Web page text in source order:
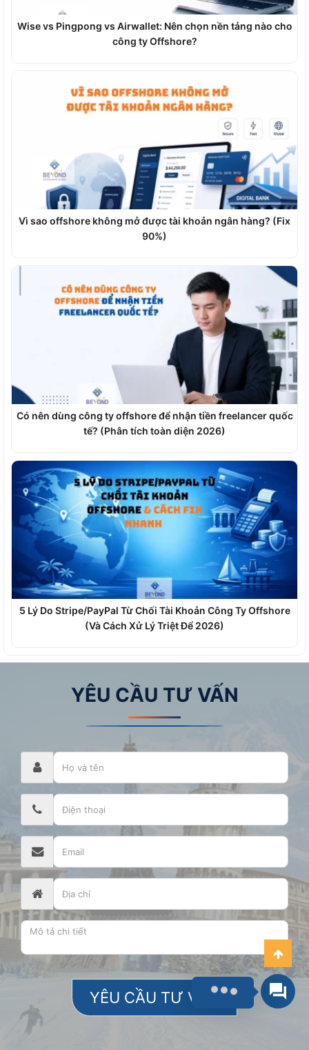
Wise vs Pingpong vs Airwallet: Nên chọn nền tảng nào cho
công ty Offshore?
Vì sao offshore không mở được tài khoản ngân hàng? (Fix
90%)
Có nên dùng công ty offshore để nhận tiền freelancer quốc
tế? (Phân tích toàn diện 2026)
5 Lý Do Stripe/PayPal Từ Chối Tài Khoản Công Ty Offshore
(Và Cách Xử Lý Triệt Để 2026)
YÊU CẦU TƯ VẤN